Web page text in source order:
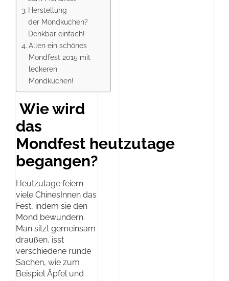
Herstellung
der Mondkuchen?
Denkbar einfach!
Allen ein schönes
Mondfest 2015 mit
leckeren
Mondkuchen!
Wie wird
das
Mondfest heutzutage
begangen?
Heutzutage feiern
viele ChinesInnen das
Fest, indem sie den
Mond bewundern.
Man sitzt gemeinsam
draußen, isst
verschiedene runde
Sachen, wie zum
Beispiel Äpfel und